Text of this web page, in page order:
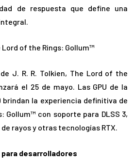
de respuesta que define una
Lord of the Rings: Gollum™
J. R. R. Tolkien, The Lord of the
el 25 de mayo. Las GPU de la
brindan la experiencia definitiva de
Gollum™ con soporte para DLSS 3,
rayos y otras tecnologías RTX.
para desarrolladores